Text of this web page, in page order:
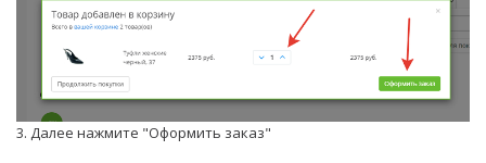
3. Далее нажмите "Оформить заказ"